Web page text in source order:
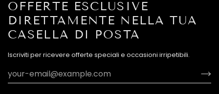
OFFERTE ESCLUSIVE
DIRETTAMENTE NELLA TUA
CASELLA DI POSTA
Iscriviti per ricevere offerte speciali e occasioni irripetibili.